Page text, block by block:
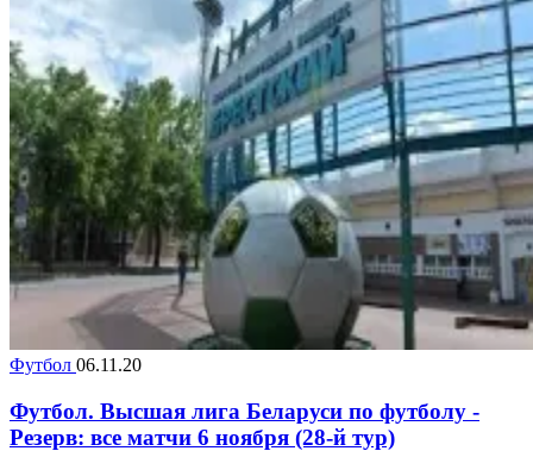
Футбол 06.11.20
Футбол. Высшая лига Беларуси по футболу -
Резерв: все матчи 6 ноября (28-й тур)